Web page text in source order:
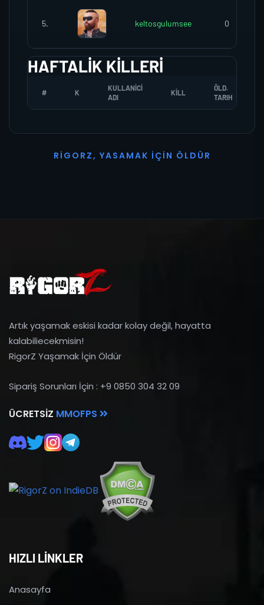
5. keltosgulumsee 0
HAFTALIK KILLERI
# K
KULLANICI
ADI
KILL
ÖLD.
TARIH
R I G O R Z, YASAMAK İ ÇI N Ö L D Ü R
Artık yaşamak eskisi kadar kolay değil, hayatta
kalabiliecekmisin!
RigorZ Yaşamak İçin Öldür
Sipariş Sorunları İçin : +9 0850 304 32 09
ÜCRETSIZ MMOFPS
HIZLI LİNKLER
Anasayfa